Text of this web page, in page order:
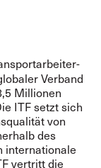
Verband
Millionen
ITF setzt sich
von
des
internationale
vertritt die